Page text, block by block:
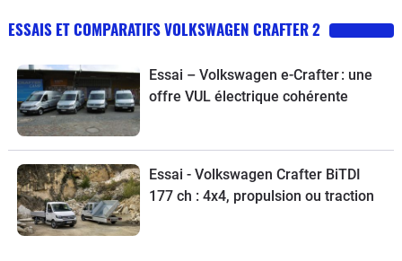
ESSAIS ET COMPARATIFS VOLKSWAGEN CRAFTER 2
Essai – Volkswagen e-Crafter : une
offre VUL électrique cohérente
Essai - Volkswagen Crafter BiTDI
177 ch : 4x4, propulsion ou traction